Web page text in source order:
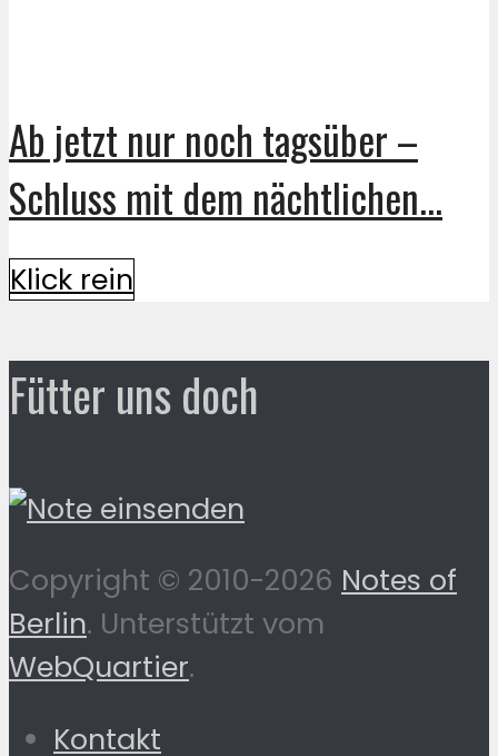
Ab jetzt nur noch tagsüber –
Schluss mit dem nächtlichen...
Klick rein
Fütter uns doch
Copyright © 2010-2026 Notes of
Berlin. Unterstützt vom
WebQuartier.
Kontakt